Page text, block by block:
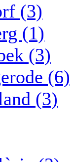
(3)
(1)
(3)
(6)
(3)